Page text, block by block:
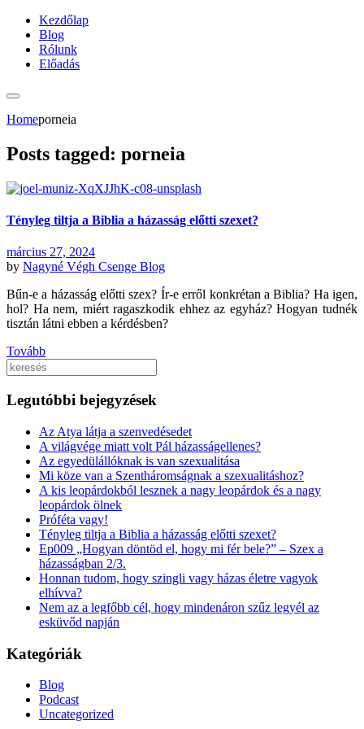
Kezdőlap
Blog
Rólunk
Előadás
Homeporneia
Posts tagged: porneia
Tényleg tiltja a Biblia a házasság előtti szexet?
március 27, 2024
by Nagyné Végh Csenge Blog
Bűn-e a házasság előtti szex? Ír-e erről konkrétan a Biblia? Ha igen,
hol? Ha nem, miért ragaszkodik ehhez az egyház? Hogyan tudnék
tisztán látni ebben a kérdésben?
Tovább
Keresés
Legutóbbi bejegyzések
Az Atya látja a szenvedésedet
A világvége miatt volt Pál házasságellenes?
Az egyedülállóknak is van szexualitása
Mi köze van a Szentháromságnak a szexualitáshoz?
A kis leopárdokból lesznek a nagy leopárdok és a nagy
leopárdok ölnek
Próféta vagy!
Tényleg tiltja a Biblia a házasság előtti szexet?
Ep009 „Hogyan döntöd el, hogy mi fér bele?” – Szex a
házasságban 2/3.
Honnan tudom, hogy szingli vagy házas életre vagyok
elhívva?
Nem az a legfőbb cél, hogy mindenáron szűz legyél az
esküvőd napján
Kategóriák
Blog
Podcast
Uncategorized